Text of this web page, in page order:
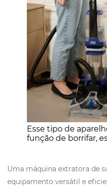
Esse tipo de
função de borrifar,
Uma máquina extratora de
equipamento versátil e